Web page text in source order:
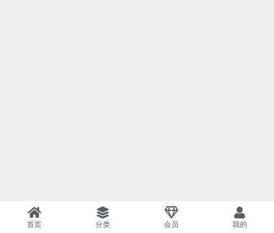
首页 分类 会员 我的